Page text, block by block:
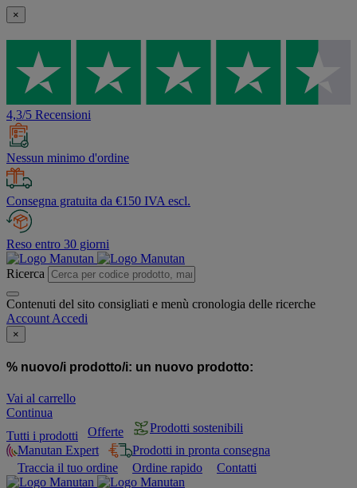
×
4,3/5 Recensioni
Nessun minimo d'ordine
Consegna gratuita da €150 IVA escl.
Reso entro 30 giorni
Ricerca
Contenuti del sito consigliati e menù cronologia delle ricerche
Account Accedi
×
% nuovo/i prodotto/i: un nuovo prodotto:
Vai al carrello
Continua
Tutti i prodotti
Offerte
Prodotti sostenibili
Manutan Expert
Prodotti in pronta consegna
Traccia il tuo ordine
Ordine rapido Contatti